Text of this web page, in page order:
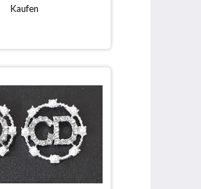
Kaufen